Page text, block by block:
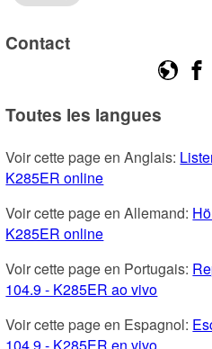
Contact
Toutes les langues
Voir cette page en Anglais:
K285ER online
Voir cette page en Allemand:
K285ER online
Voir cette page en Portugais:
104.9 - K285ER ao vivo
Voir cette page en Espagnol:
104.9 - K285ER en vivo